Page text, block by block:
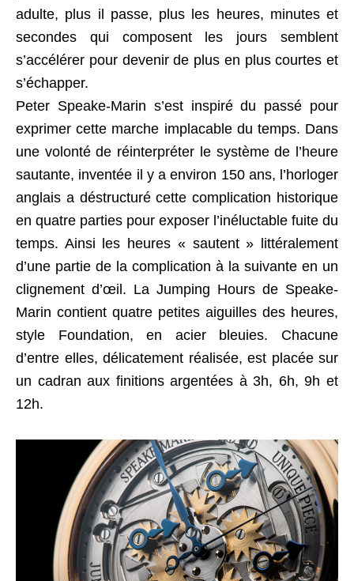
adulte, plus il passe, plus les heures, minutes et
secondes qui composent les jours semblent
s’accélérer pour devenir de plus en plus courtes et
s’échapper.
Peter Speake-Marin s’est inspiré du passé pour
exprimer cette marche implacable du temps. Dans
une volonté de réinterpréter le système de l’heure
sautante, inventée il y a environ 150 ans, l’horloger
anglais a déstructuré cette complication historique
en quatre parties pour exposer l’inéluctable fuite du
temps. Ainsi les heures « sautent » littéralement
d’une partie de la complication à la suivante en un
clignement d’œil. La Jumping Hours de Speake-
Marin contient quatre petites aiguilles des heures,
style Foundation, en acier bleuies. Chacune
d’entre elles, délicatement réalisée, est placée sur
un cadran aux finitions argentées à 3h, 6h, 9h et
12h.